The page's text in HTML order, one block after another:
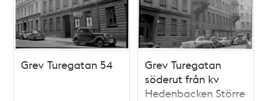
Grev Turegatan 54
Grev Turegatan
söderut från kv
Hedenbacken Större